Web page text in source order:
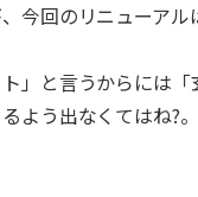
今回のリニューア
」と言うからには
よう出なくてはね?。